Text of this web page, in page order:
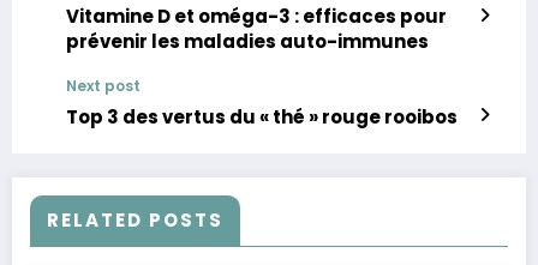
Vitamine D et oméga-3 : efficaces pour
prévenir les maladies auto-immunes
Next post
Top 3 des vertus du « thé » rouge rooibos
RELATED POSTS